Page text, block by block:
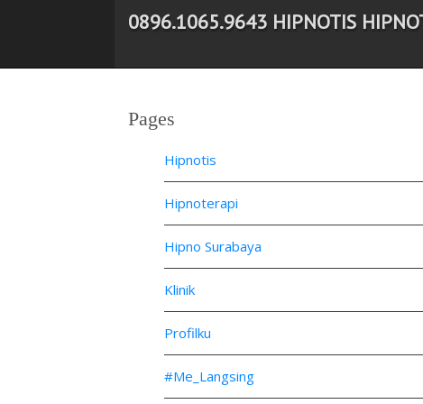
0896.1065.9643 HIPNOTIS
Pages
Hipnotis
Hipnoterapi
Hipno Surabaya
Klinik
Profilku
#Me_Langsing